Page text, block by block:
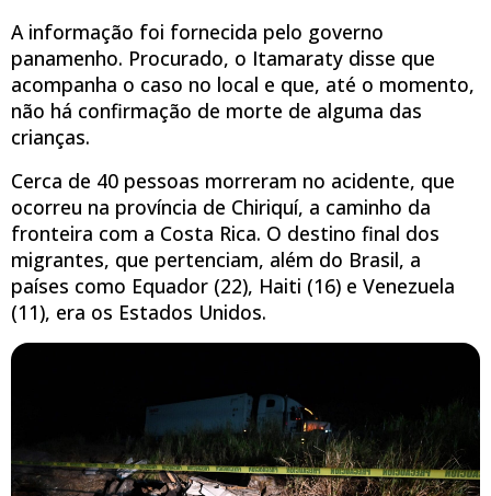
A informação foi fornecida pelo governo
panamenho. Procurado, o Itamaraty disse que
acompanha o caso no local e que, até o momento,
não há confirmação de morte de alguma das
crianças.
Cerca de 40 pessoas morreram no acidente, que
ocorreu na província de Chiriquí, a caminho da
fronteira com a Costa Rica. O destino final dos
migrantes, que pertenciam, além do Brasil, a
países como Equador (22), Haiti (16) e Venezuela
(11), era os Estados Unidos.